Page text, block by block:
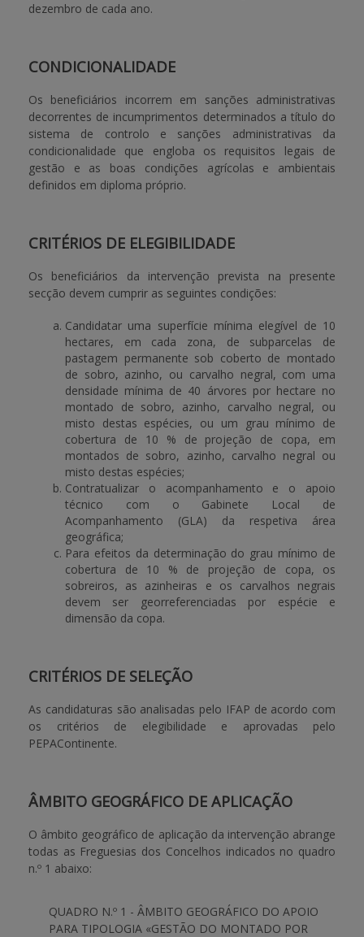
dezembro de cada ano.
CONDICIONALIDADE
Os beneficiários incorrem em sanções administrativas
decorrentes de incumprimentos determinados a título do
sistema de controlo e sanções administrativas da
condicionalidade que engloba os requisitos legais de
gestão e as boas condições agrícolas e ambientais
definidos em diploma próprio.
CRITÉRIOS DE ELEGIBILIDADE
Os beneficiários da intervenção prevista na presente
secção devem cumprir as seguintes condições:
Candidatar uma superfície mínima elegível de 10
hectares, em cada zona, de subparcelas de
pastagem permanente sob coberto de montado
de sobro, azinho, ou carvalho negral, com uma
densidade mínima de 40 árvores por hectare no
montado de sobro, azinho, carvalho negral, ou
misto destas espécies, ou um grau mínimo de
cobertura de 10 % de projeção de copa, em
montados de sobro, azinho, carvalho negral ou
misto destas espécies;
Contratualizar o acompanhamento e o apoio
técnico com o Gabinete Local de
Acompanhamento (GLA) da respetiva área
geográfica;
Para efeitos da determinação do grau mínimo de
cobertura de 10 % de projeção de copa, os
sobreiros, as azinheiras e os carvalhos negrais
devem ser georreferenciadas por espécie e
dimensão da copa.
CRITÉRIOS DE SELEÇÃO
As candidaturas são analisadas pelo IFAP de acordo com
os critérios de elegibilidade e aprovadas pelo
PEPAContinente.
ÂMBITO GEOGRÁFICO DE APLICAÇÃO
O âmbito geográfico de aplicação da intervenção abrange
todas as Freguesias dos Concelhos indicados no quadro
n.º 1 abaixo:
QUADRO N.º 1 - ÂMBITO GEOGRÁFICO DO APOIO
PARA TIPOLOGIA «GESTÃO DO MONTADO POR